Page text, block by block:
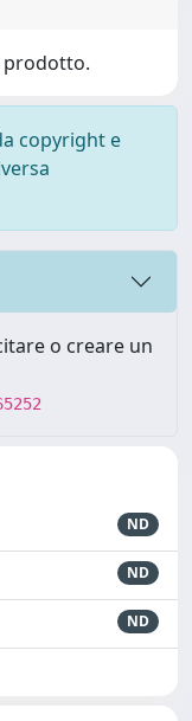
prodotto.
copyright e
o creare un
ND
ND
ND